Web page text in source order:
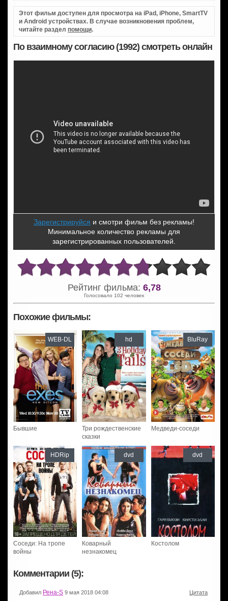
Этот фильм доступен для просмотра на iPad, iPhone, SmartTV
и Android устройствах. В случае возникновения проблем,
читайте раздел помощи.
По взаимному согласию (1992) смотреть онлайн
Зарегистрируйся и смотри фильм без рекламы!
Минимальное количество рекламы для
зарегистрированных пользователей.
Рейтинг фильма: 6,78
Голосовало 102 человек
Похожие фильмы:
Бывшие
WEB-DL
Три рождественские
сказки
hd
Медведи-соседи
BluRay
Соседи: На тропе
войны
HDRip
Коварный
незнакомец
dvd
Костолом
dvd
Комментарии (5):
Добавил Рена-S 9 мая 2018 04:08 Цитата